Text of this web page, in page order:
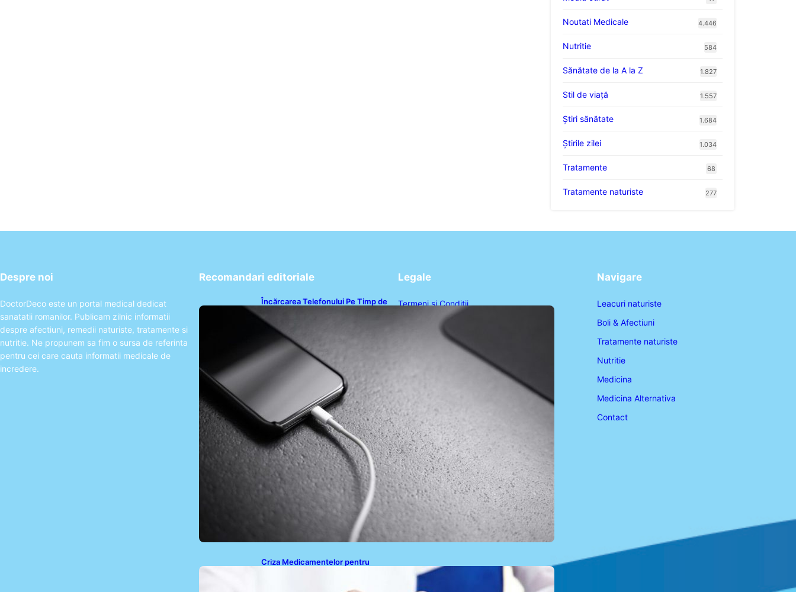
Noutati Medicale 4.446
Nutritie 584
Sănătate de la A la Z 1.827
Stil de viaţă 1.557
Ştiri sănătate 1.684
Știrile zilei 1.034
Tratamente 68
Tratamente naturiste 277
Despre noi
DoctorDeco este un portal medical dedicat
sanatatii romanilor. Publicam zilnic informatii
despre afectiuni, remedii naturiste, tratamente si
nutritie. Ne propunem sa fim o sursa de referinta
pentru cei care cauta informatii medicale de
incredere.
Recomandari editoriale
Încărcarea Telefonului Pe Timp de
Asupra Bateriei
Criza Medicamentelor pentru
Legale
Termeni și Condiții
Politica de Confidențialitate
Politica de Cookies
Navigare
Leacuri naturiste
Boli & Afectiuni
Tratamente naturiste
Nutritie
Medicina
Medicina Alternativa
Contact